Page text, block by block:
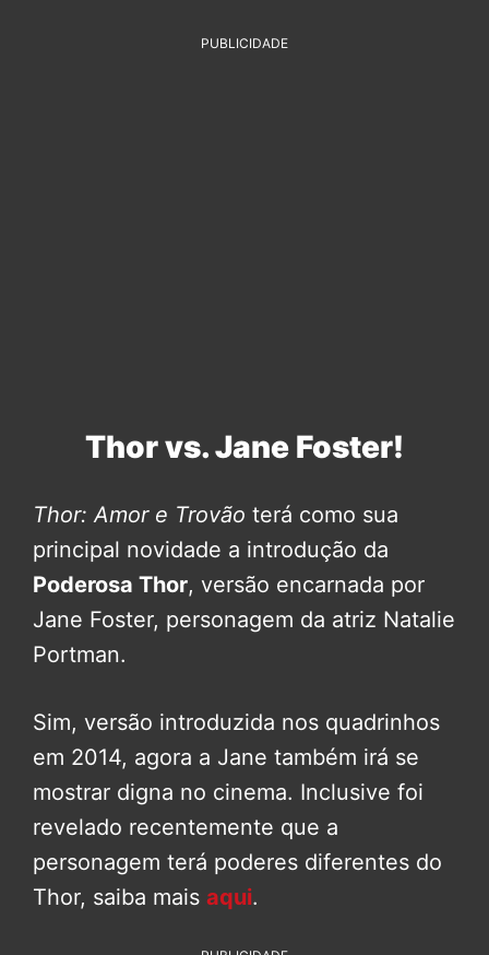
PUBLICIDADE
Thor vs. Jane Foster!
Thor: Amor e Trovão terá como sua
principal novidade a introdução da
Poderosa Thor, versão encarnada por
Jane Foster, personagem da atriz Natalie
Portman.
Sim, versão introduzida nos quadrinhos
em 2014, agora a Jane também irá se
mostrar digna no cinema. Inclusive foi
revelado recentemente que a
personagem terá poderes diferentes do
Thor, saiba mais aqui.